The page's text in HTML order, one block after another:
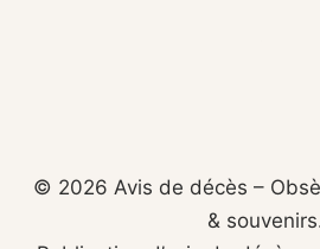
© 2026 Avis de décès –
&